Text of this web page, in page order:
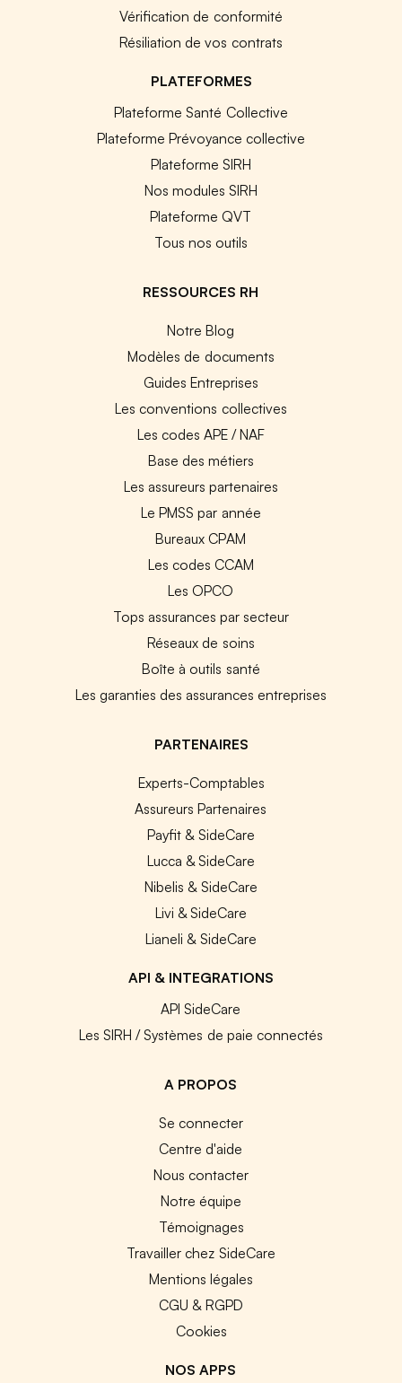
Vérification de conformité
Résiliation de vos contrats
PLATEFORMES
Plateforme Santé Collective
Plateforme Prévoyance collective
Plateforme SIRH
Nos modules SIRH
Plateforme QVT
Tous nos outils
RESSOURCES RH
Notre Blog
Modèles de documents
Guides Entreprises
Les conventions collectives
Les codes APE / NAF
Base des métiers
Les assureurs partenaires
Le PMSS par année
Bureaux CPAM
Les codes CCAM
Les OPCO
Tops assurances par secteur
Réseaux de soins
Boîte à outils santé
Les garanties des assurances entreprises
PARTENAIRES
Experts-Comptables
Assureurs Partenaires
Payfit & SideCare
Lucca & SideCare
Nibelis & SideCare
Livi & SideCare
Lianeli & SideCare
API & INTEGRATIONS
API SideCare
Les SIRH / Systèmes de paie connectés
A PROPOS
Se connecter
Centre d'aide
Nous contacter
Notre équipe
Témoignages
Travailler chez SideCare
Mentions légales
CGU & RGPD
Cookies
NOS APPS